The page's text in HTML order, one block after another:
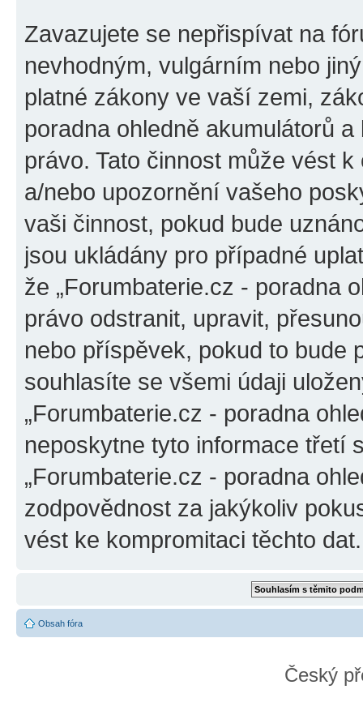
Zavazujete se nepřispívat na
nevhodným, vulgárním nebo
platné zákony ve vaší zemi,
poradna ohledně akumulátorů
právo. Tato činnost může vést
a/nebo upozornění vašeho
vaši činnost, pokud bude
jsou ukládány pro případné
že „Forumbaterie.cz - poradna
právo odstranit, upravit,
nebo příspěvek, pokud to bude
souhlasíte se všemi údaji
„Forumbaterie.cz - poradna
neposkytne tyto informace třetí
„Forumbaterie.cz - poradna
zodpovědnost za jakýkoliv
vést ke kompromitaci těchto dat.
Obsah fóra
Český